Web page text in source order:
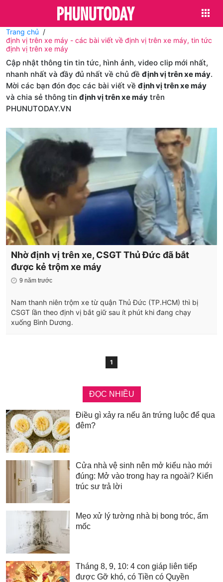
Trang chủ
định vị trên xe máy - các bài viết về định vị trên xe máy, tin tức
định vị trên xe máy
Cập nhật thông tin tin tức, hình ảnh, video clip mới nhất,
nhanh nhất và đầy đủ nhất về chủ đề định vị trên xe máy.
Mời các bạn đón đọc các bài viết về định vị trên xe máy
và chia sẻ thông tin định vị trên xe máy trên
PHUNUTODAY.VN
Nhờ định vị trên xe, CSGT Thủ Đức đã bắt
được kẻ trộm xe máy
9 năm trước
Nam thanh niên trộm xe từ quận Thủ Đức (TP.HCM) thì bị
CSGT lần theo định vị bắt giữ sau ít phút khi đang chạy
xuống Bình Dương.
1
ĐỌC NHIỀU
Điều gì xảy ra nếu ăn trứng luộc để qua
đêm?
Cửa nhà vệ sinh nên mở kiểu nào mới
đúng: Mở vào trong hay ra ngoài? Kiến
trúc sư trả lời
Mẹo xử lý tường nhà bị bong tróc, ẩm
mốc
Tháng 8, 9, 10: 4 con giáp liên tiếp
được Gỡ khó, có Tiền có Quyền